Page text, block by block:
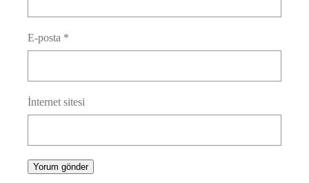
E-posta *
İnternet sitesi